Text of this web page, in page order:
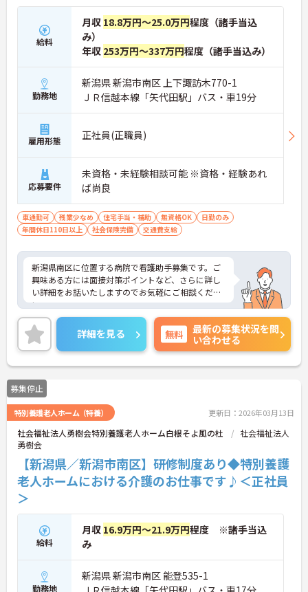
給料
月収 18.8万円～25.0万円程度（諸手当込
み）
年収 253万円～337万円程度（諸手当込み）
勤務地
新潟県 新潟市南区 上下諏訪木770-1
ＪＲ信越本線「矢代田駅」バス・車19分
雇用形態 正社員(正職員)
応募要件
未資格・未経験相談可能 ※資格・経験あれ
ば尚良
車通勤可 残業少なめ 住宅手当・補助 無資格OK
日勤のみ
年間休日110日以上
社会保険完備 交通費支給
新潟県南区に位置する病院で看護助手募集です。ご
興味ある方には面接対策ポイントなど、さらに詳し
い詳細をお話いたしますのでお気軽にご相談くださ
い。
詳細を見る 無料
最新の募集状況を問
い合わせる
募集停止
特別養護老人ホーム（特養） 更新日：2026年03月13日
社会福祉法人勇樹会特別養護老人ホーム白根そよ風の杜
社会福祉法人
勇樹会
【新潟県／新潟市南区】研修制度あり◆特別養護
老人ホームにおける介護のお仕事です♪＜正社員
＞
給料
月収 16.9万円～21.9万円程度 ※諸手当込
み
勤務地
新潟県 新潟市南区 能登535-1